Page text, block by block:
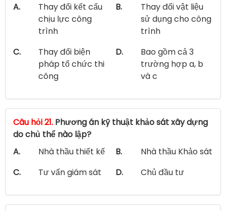
A.
Thay đổi kết cấu
chịu lực công
trình
B.
Thay đổi vật liệu
sử dụng cho công
trình
C.
Thay đổi biện
pháp tổ chức thi
công
D.
Bao gồm cả 3
trường hợp a, b
và c
Câu hỏi 21. Phương án kỹ thuật khảo sát xây dựng
do chủ thể nào lập?
A.
Nhà thầu thiết kế B.
Nhà thầu Khảo sát
C.
Tư vấn giám sát D. Chủ đầu tư